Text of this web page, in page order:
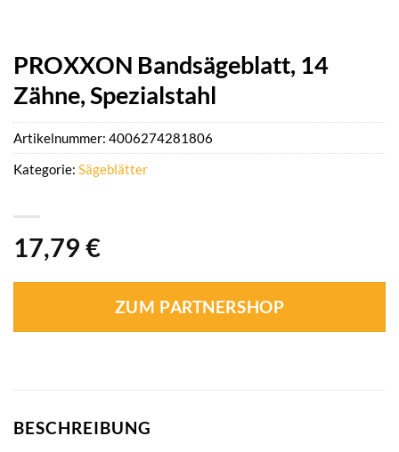
PROXXON Bandsägeblatt, 14
Zähne, Spezialstahl
17,79 €
ZUM PARTNERSHOP
Artikelnummer: 4006274281806
Kategorie: Sägeblätter
BESCHREIBUNG